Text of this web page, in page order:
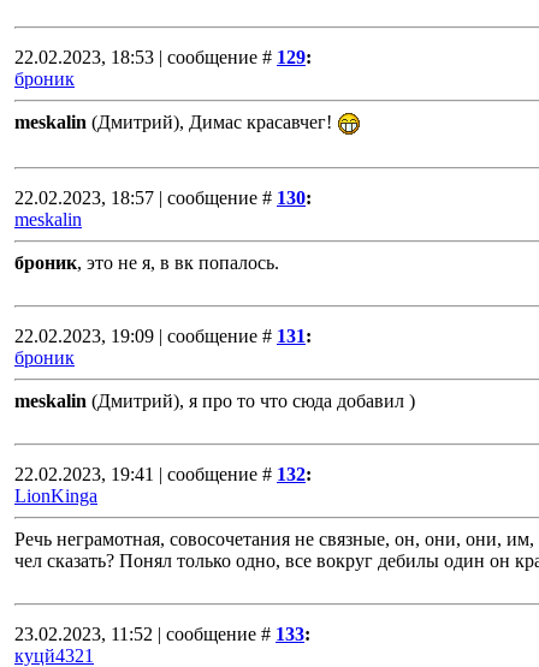
22.02.2023, 18:53 | сообщение # 129:
броник
meskalin (Дмитрий), Димас красавчег!
22.02.2023, 18:57 | сообщение # 130:
meskalin
броник, это не я, в вк попалось.
22.02.2023, 19:09 | сообщение # 131:
броник
meskalin (Дмитрий), я про то что сюда добавил )
22.02.2023, 19:41 | сообщение # 132:
LionKinga
Речь неграмотная, совосочетания не связные, он, они, они, им,
чел сказать? Понял только одно, все вокруг дебилы один он
23.02.2023, 11:52 | сообщение # 133:
куцй4321